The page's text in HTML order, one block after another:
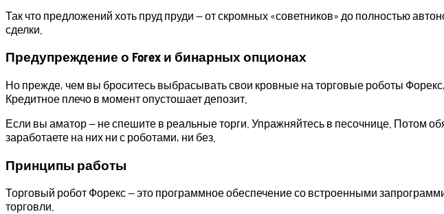
Так что предложений хоть пруд пруди — от скромных «советников» до полностью
сделки.
Предупреждение о Forex и бинарных опционах
Но прежде, чем вы броситесь выбрасывать свои кровные на торговые роботы
Кредитное плечо в момент опустошает депозит.
Если вы аматор — не спешите в реальные торги. Упражняйтесь в песочнице. Потом
заработаете на них ни с роботами, ни без.
Принципы работы
Торговый робот Форекс — это программное обеспечение со встроенными
торговли.